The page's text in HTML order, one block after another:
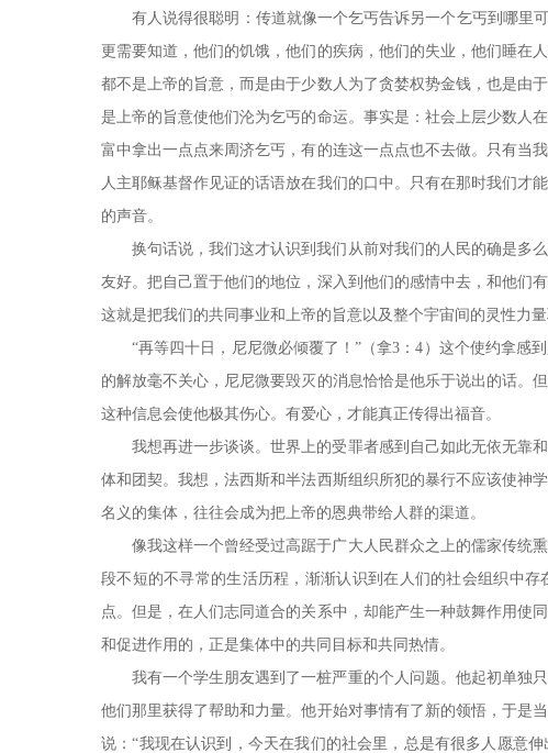
有人说得很聪明：传道就像一个乞丐告诉另一个乞丐到哪里
更需要知道，他们的饥饿，他们的疾病，他们的失业，他们睡在
都不是上帝的旨意，而是由于少数人为了贪婪权势金钱，也是由
是上帝的旨意使他们沦为乞丐的命运。事实是：社会上层少数人
富中拿出一点点来周济乞丐，有的连这一点点也不去做。只有当
人主耶稣基督作见证的话语放在我们的口中。只有在那时我们才
的声音。
换句话说，我们这才认识到我们从前对我们的人民的确是多
友好。把自己置于他们的地位，深入到他们的感情中去，和他们
这就是把我们的共同事业和上帝的旨意以及整个宇宙间的灵性力
“再等四十日，尼尼微必倾覆了！”（拿3：4）这个使约拿感
的解放毫不关心，尼尼微要毁灭的消息恰恰是他乐于说出的话。
这种信息会使他极其伤心。有爱心，才能真正传得出福音。
我想再进一步谈谈。世界上的受罪者感到自己如此无依无靠
体和团契。我想，法西斯和半法西斯组织所犯的暴行不应该使神
名义的集体，往往会成为把上帝的恩典带给人群的渠道。
像我这样一个曾经受过高踞于广大人民群众之上的儒家传统
段不短的不寻常的生活历程，渐渐认识到在人们的社会组织中
点。但是，在人们志同道合的关系中，却能产生一种鼓舞作用使
和促进作用的，正是集体中的共同目标和共同热情。
我有一个学生朋友遇到了一桩严重的个人问题。他起初单独
他们那里获得了帮助和力量。他开始对事情有了新的领悟，于是
说：“我现在认识到，今天在我们的社会里，总是有很多人愿意